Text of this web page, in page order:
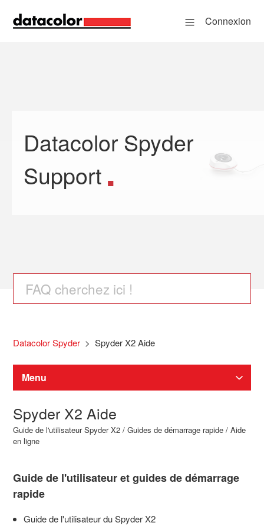
Connexion
Datacolor Spyder
Support
Recherche
Datacolor Spyder Spyder X2 Aide
Menu
Téléchargements Spyder
Spyder étalonnage d'écran
SpyderPro / Spyder / SpyderExpress Aide
Spyder X2 Aide
Spyder X2 Aide
Guide de l'utilisateur Spyder X2 / Guides de démarrage rapide / Aide
en ligne
Guide de l'utilisateur et guides de démarrage
rapide
Guide de l'utilisateur du Spyder X2